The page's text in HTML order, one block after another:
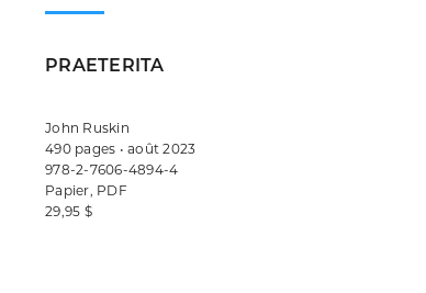
PRAETERITA
John Ruskin
490 pages • août 2023
978-2-7606-4894-4
Papier, PDF
29,95 $